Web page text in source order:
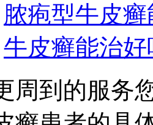
脓疱型牛皮
牛皮癣能治好
周到的服务